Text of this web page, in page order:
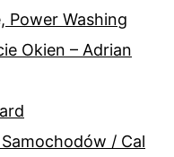
Power Washing
Okien – Adrian
/ Cal